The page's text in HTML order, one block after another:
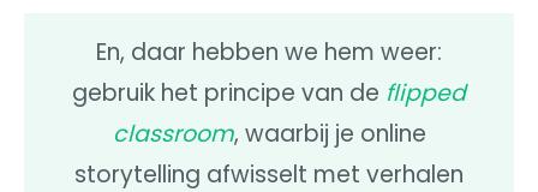
En, daar hebben we hem weer:
gebruik het principe van de flipped
classroom, waarbij je online
storytelling afwisselt met verhalen